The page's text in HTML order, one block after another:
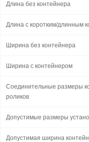
Длина без контейнера
Длина с коротким/длинным
Ширина без контейнера
Ширина с контейнером
Соединительные размеры
роликов
Допустимые размеры
Допустимая ширина